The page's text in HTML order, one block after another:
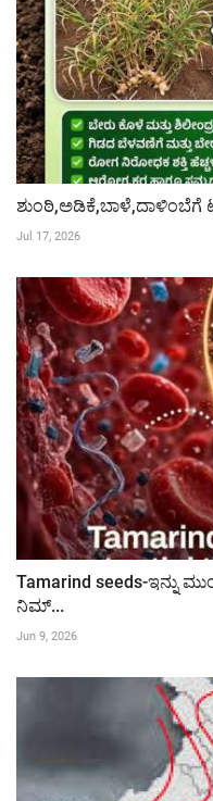
ಶುಂಠಿ,ಅಡಿಕೆ,ಬಾಳೆ,ದಾಳಿಂಬೆಗೆ
Jul 17, 2026
Tamarind seeds-ಇನ್ನು
ನಿಮ್...
Jun 9, 2026